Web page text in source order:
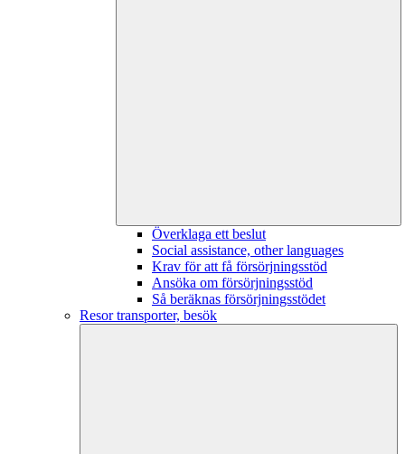
Överklaga ett beslut
Social assistance, other languages
Krav för att få försörjningsstöd
Ansöka om försörjningsstöd
Så beräknas försörjningsstödet
Resor transporter, besök